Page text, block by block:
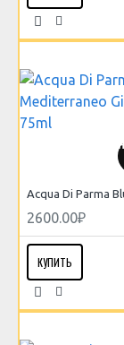
2600.00₽
КУПИТЬ